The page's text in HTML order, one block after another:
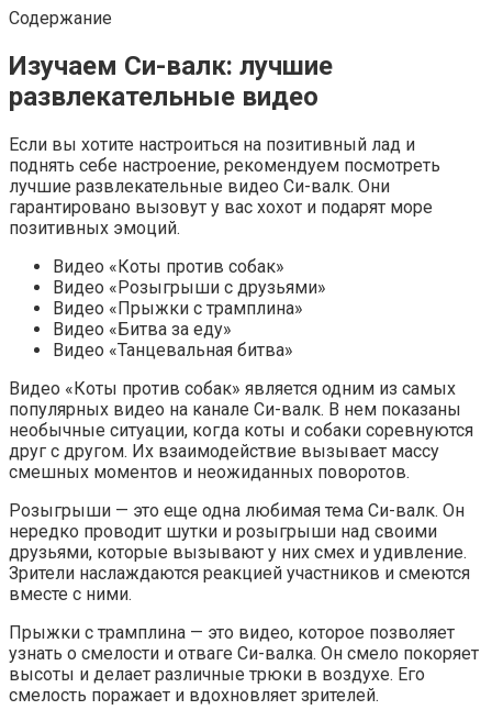
Содержание
Изучаем Си-валк: лучшие
развлекательные видео
Если вы хотите настроиться на позитивный лад и
поднять себе настроение, рекомендуем посмотреть
лучшие развлекательные видео Си-валк. Они
гарантировано вызовут у вас хохот и подарят море
позитивных эмоций.
Видео «Коты против собак»
Видео «Розыгрыши с друзьями»
Видео «Прыжки с трамплина»
Видео «Битва за еду»
Видео «Танцевальная битва»
Видео «Коты против собак» является одним из самых
популярных видео на канале Си-валк. В нем показаны
необычные ситуации, когда коты и собаки соревнуются
друг с другом. Их взаимодействие вызывает массу
смешных моментов и неожиданных поворотов.
Розыгрыши — это еще одна любимая тема Си-валк. Он
нередко проводит шутки и розыгрыши над своими
друзьями, которые вызывают у них смех и удивление.
Зрители наслаждаются реакцией участников и смеются
вместе с ними.
Прыжки с трамплина — это видео, которое позволяет
узнать о смелости и отваге Си-валка. Он смело покоряет
высоты и делает различные трюки в воздухе. Его
смелость поражает и вдохновляет зрителей.